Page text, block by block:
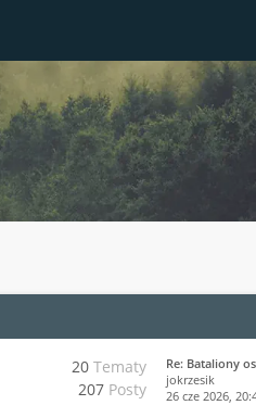
20 Tematy
207 Posty
Re: Bataliony
jokrzesik
26 cze 2026,